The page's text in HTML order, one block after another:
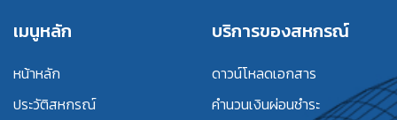
เมนูหลัก
หน้าหลัก
ประวัติสหกรณ์
บริการของสหกรณ์
ดาวน์โหลดเอกสาร
คำนวนเงินผ่อนชำระ